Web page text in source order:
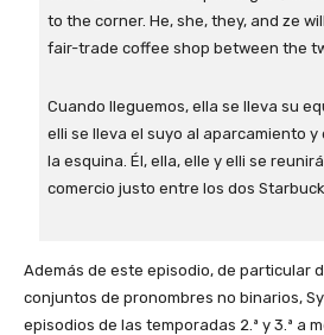
to the corner. He, she, they, and ze
fair-trade coffee shop between the
Cuando lleguemos, ella se lleva su
elli se lleva el suyo al aparcamiento y
la esquina. Él, ella, elle y elli se
comercio justo entre los dos
Además de este episodio, de particular
conjuntos de pronombres no binarios,
episodios de las temporadas 2.ª y 3.ª a